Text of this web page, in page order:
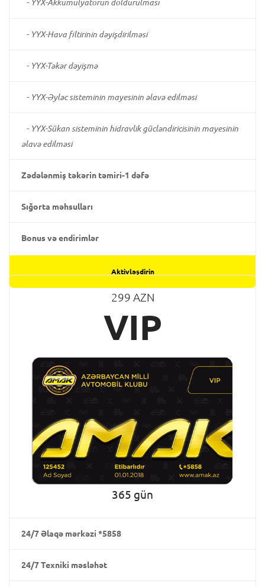
- YYX-Akkumulyatorun doldurulması
- YYX-Hava filtirinin dəyişdirilməsi
- YYX-Təkər dəyişmə
- YYX-Əyləc sisteminin mayesinin əlavə edilməsi
- YYX-Sükan sisteminin hidravlik gücləndiricisinin mayesinin
əlavə edilməsi
Zədələnmiş təkərin təmiri-1 dəfə
Sığorta məhsulları
Bonus və endirimlər
Aktivləşdirin
299 AZN
VIP
365 gün
24/7 Əlaqə mərkəzi *5858
24/7 Texniki məsləhət